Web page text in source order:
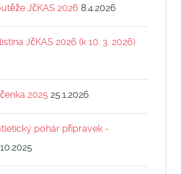
JčKAS 2026 8.4.2026
JčKAS 2026 (k 10. 3. 2026)
2025 25.1.2026
pohár přípravek -